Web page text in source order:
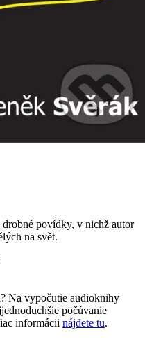
povídky, v nichž autor
na svět.
Na vypočutie audioknihy
počúvanie
informácii nájdete tu.